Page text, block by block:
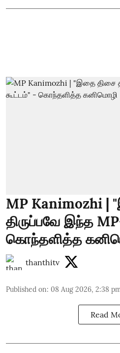
MP Kanimozhi |
திருப்பவே இந்த
கொந்தளித்த
thanthitv
Published on: 08 Aug 2026, 2:38
Read